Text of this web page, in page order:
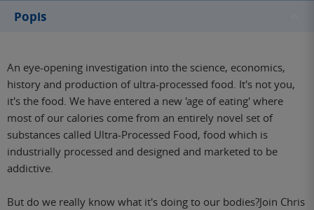
Popis
An eye-opening investigation into the science, economics,
history and production of ultra-processed food. It's not you,
it's the food. We have entered a new 'age of eating' where
most of our calories come from an entirely novel set of
substances called Ultra-Processed Food, food which is
industrially processed and designed and marketed to be
addictive.
But do we really know what it's doing to our bodies?Join Chris